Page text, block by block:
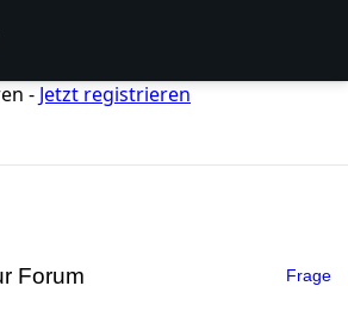
- Jetzt registrieren
Forum Frage